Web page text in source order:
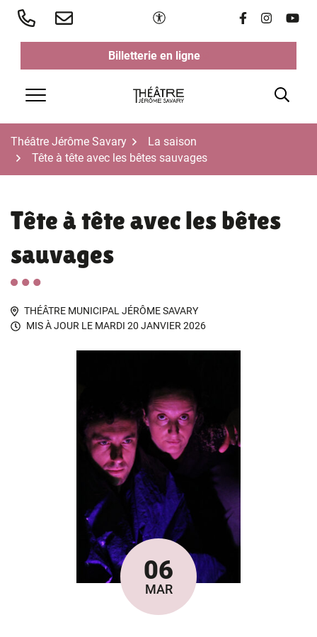
Aller
contenu
Paramètres d'accessibilité
Lien vers le
Lien vers
Lien
Billetterie en ligne(ouverture dans un nouvel
(ouverture dans un nouvel
Menu
Théâtre Jérôme Savary
La saison
Tête à tête avec les bêtes sauvages
Tête à tête avec les bêtes
sauvages
THÉÂTRE MUNICIPAL JÉRÔME SAVARY
MIS À JOUR LE MARDI 20 JANVIER 2026
Le
06
MAR